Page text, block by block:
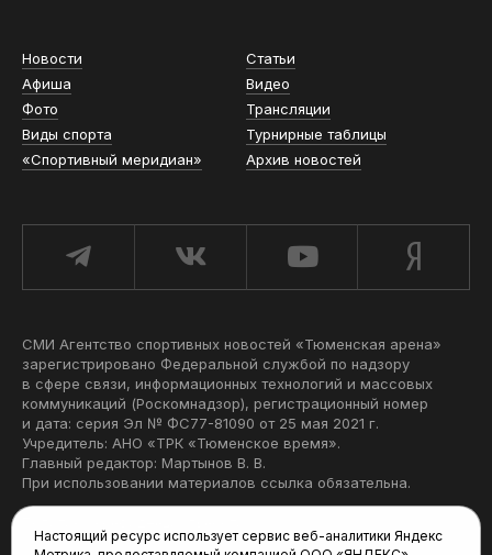
Новости
Статьи
Афиша
Видео
Фото
Трансляции
Виды спорта
Турнирные таблицы
«Спортивный меридиан»
Архив новостей
СМИ Агентство спортивных новостей «Тюменская арена»
зарегистрировано Федеральной службой по надзору
в сфере связи, информационных технологий и массовых
коммуникаций (Роскомнадзор), регистрационный номер
и дата: серия Эл № ФС77-81090 от 25 мая 2021 г.
Учредитель: АНО «ТРК «Тюменское время».
Главный редактор: Мартынов В. В.
При использовании материалов ссылка обязательна.
Настоящий ресурс использует сервис веб-аналитики Яндекс